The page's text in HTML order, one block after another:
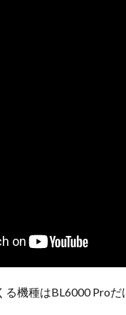
機種はBL6000 Proだ